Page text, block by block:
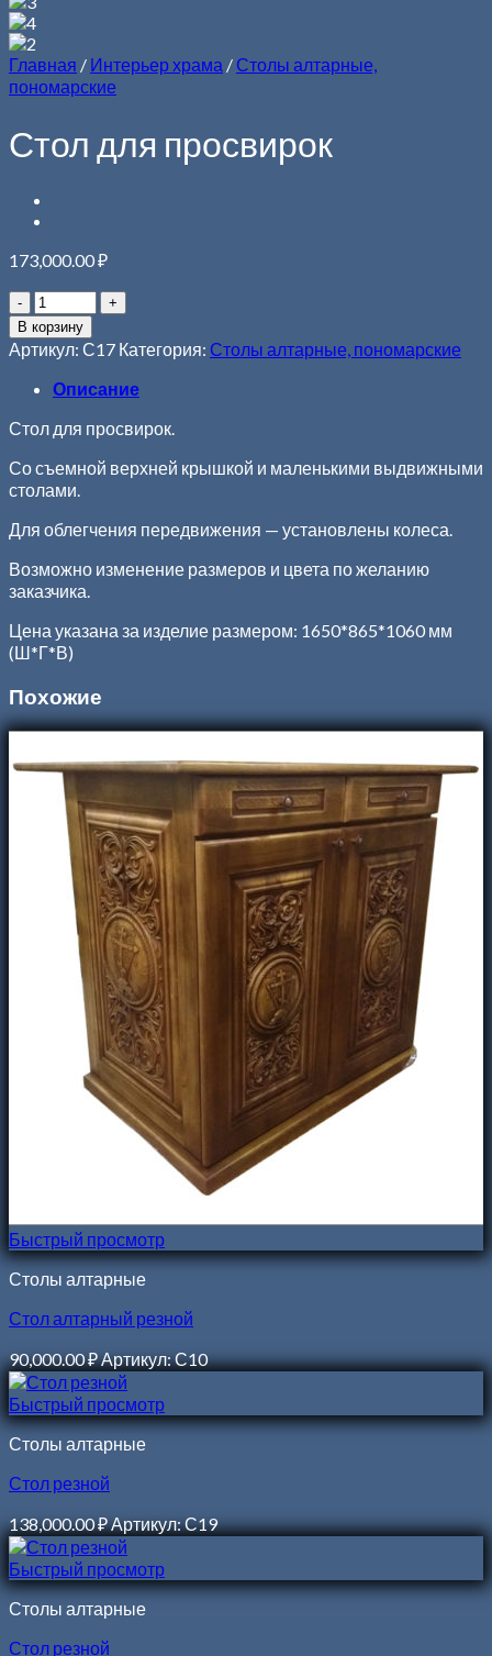
Главная / Интерьер храма / Столы алтарные,
пономарские
Стол для просвирок
173,000.00₽
В корзину
Артикул: С17 Категория: Столы алтарные, пономарские
Описание
Стол для просвирок.
Со съемной верхней крышкой и маленькими выдвижными
столами.
Для облегчения передвижения — установлены колеса.
Возможно изменение размеров и цвета по желанию
заказчика.
Цена указана за изделие размером: 1650*865*1060 мм
(Ш*Г*В)
Похожие
Быстрый просмотр
Столы алтарные
Стол алтарный резной
90,000.00₽Артикул: С10
Быстрый просмотр
Столы алтарные
Стол резной
138,000.00₽Артикул: С19
Быстрый просмотр
Столы алтарные
Стол резной